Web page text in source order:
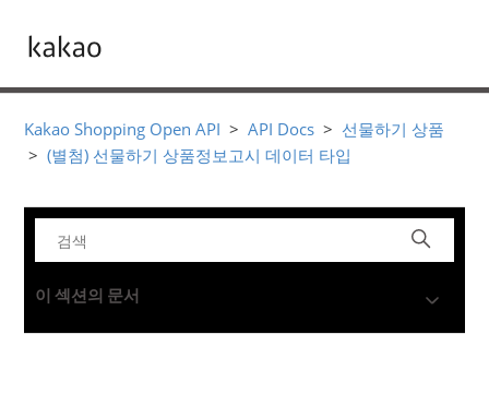
Kakao Shopping Open API API Docs
선물하기 상품
(별첨) 선물하기 상품정보고시 데이터 타입
이 섹션의 문서